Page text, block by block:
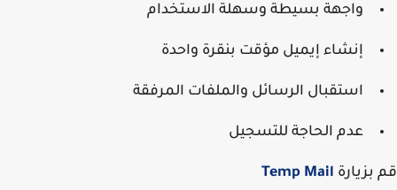
واجهة بسيطة وسهلة الاستخدام
إنشاء إيميل مؤقت بنقرة واحدة
استقبال الرسائل والملفات المرفقة
عدم الحاجة للتسجيل
قم بزيارة Temp Mail